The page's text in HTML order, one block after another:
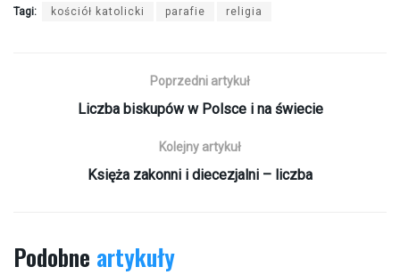
Tagi: kościół katolicki parafie religia
Poprzedni artykuł
Liczba biskupów w Polsce i na świecie
Kolejny artykuł
Księża zakonni i diecezjalni – liczba
Podobne artykuły